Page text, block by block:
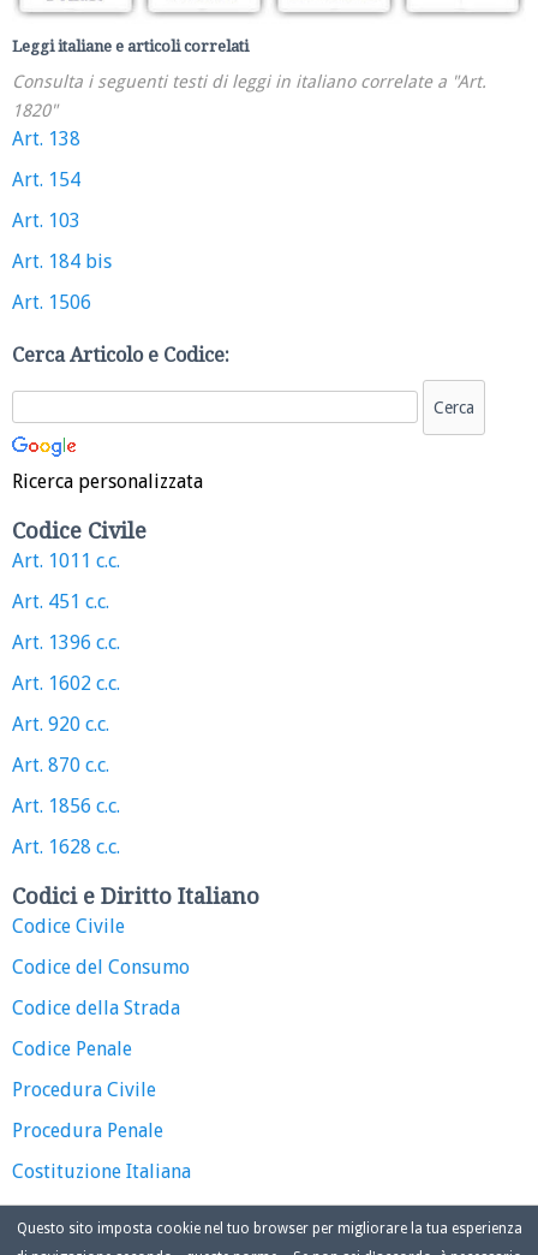
Leggi italiane e articoli correlati
Consulta i seguenti testi di leggi in italiano correlate a "Art.
1820"
Art. 138
Art. 154
Art. 103
Art. 184 bis
Art. 1506
Cerca Articolo e Codice:
Ricerca personalizzata
Codice Civile
Art. 1011 c.c.
Art. 451 c.c.
Art. 1396 c.c.
Art. 1602 c.c.
Art. 920 c.c.
Art. 870 c.c.
Art. 1856 c.c.
Art. 1628 c.c.
Codici e Diritto Italiano
Codice Civile
Codice del Consumo
Codice della Strada
Codice Penale
Procedura Civile
Procedura Penale
Costituzione Italiana
Questo sito imposta cookie nel tuo browser per migliorare la tua esperienza